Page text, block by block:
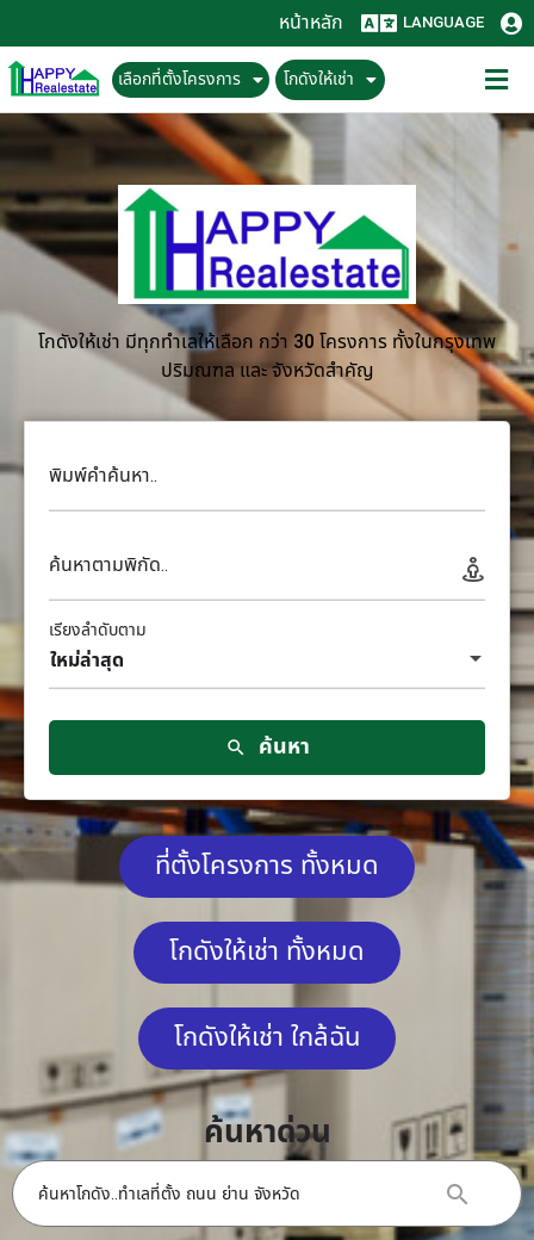
หน้าหลัก LANGUAGE
เลือกที่ตั้งโครงการ โกดังให้เช่า
โกดังให้เช่า มีทุกทำเลให้เลือก กว่า 30 โครงการ ทั้งในกรุงเทพ
ปริมณฑล และ จังหวัดสำคัญ
พิมพ์คำค้นหา..
ค้นหาตามพิกัด..
ใหม่ล่าสุด
เรียงลำดับตาม
ค้นหา
ที่ตั้งโครงการ ทั้งหมด
โกดังให้เช่า ทั้งหมด
โกดังให้เช่า ใกล้ฉัน
ค้นหาด่วน